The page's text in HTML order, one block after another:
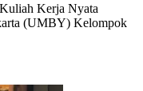
Kerja Nyata
(UMBY) Kelompok